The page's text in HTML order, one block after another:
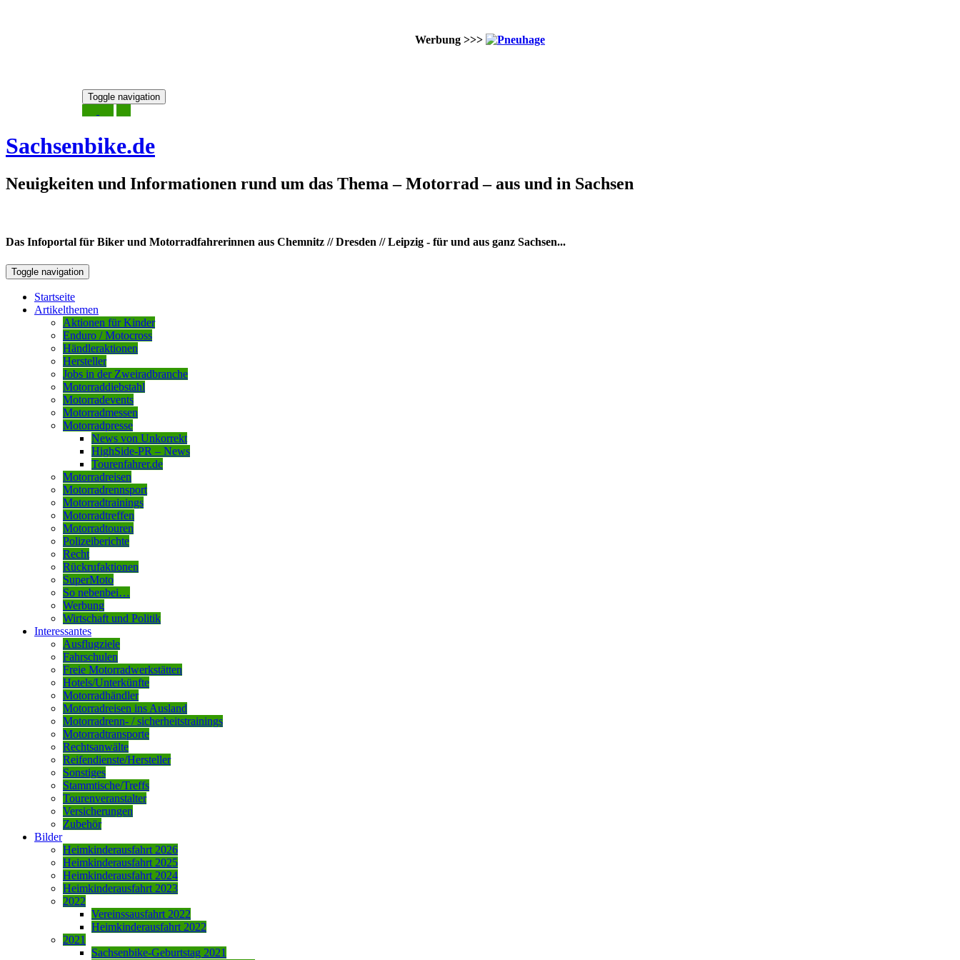
Werbung >>>
Toggle navigation
Sachsenbike.de
Neuigkeiten und Informationen rund um das Thema – Motorrad – aus und in Sachsen
Das Infoportal für Biker und Motorradfahrerinnen aus Chemnitz // Dresden // Leipzig - für und aus ganz Sachsen...
Toggle navigation
Startseite
Artikelthemen
Aktionen für Kinder
Enduro / Motocross
Händleraktionen
Hersteller
Jobs in der Zweiradbranche
Motorraddiebstahl
Motorradevents
Motorradmessen
Motorradpresse
News von Unkorrekt
HighSide-PR – News
Tourenfahrer.de
Motorradreisen
Motorradrennsport
Motorradtrainings
Motorradtreffen
Motorradtouren
Polizeiberichte
Recht
Rückrufaktionen
SuperMoto
So nebenbei…
Werbung
Wirtschaft und Politik
Interessantes
Ausflugziele
Fahrschulen
Freie Motorradwerkstätten
Hotels/Unterkünfte
Motorradhändler
Motorradreisen ins Ausland
Motorradrenn- / sicherheitstrainings
Motorradtransporte
Rechtsanwälte
Reifendienste/Hersteller
Sonstiges
Stammtische/Treffs
Tourenveranstalter
Versicherungen
Zubehör
Bilder
Heimkinderausfahrt 2026
Heimkinderausfahrt 2025
Heimkinderausfahrt 2024
Heimkinderausfahrt 2023
2022
Vereinssausfahrt 2022
Heimkinderausfahrt 2022
2021
Sachsenbike-Geburtstag 2021